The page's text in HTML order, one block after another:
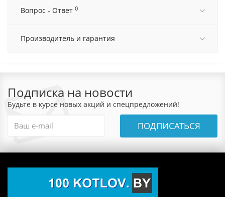
Вопрос - Ответ 0
Производитель и гарантия
Подписка на новости
Будьте в курсе новых акций и спецпредложений!
ПОДПИСАТЬСЯ